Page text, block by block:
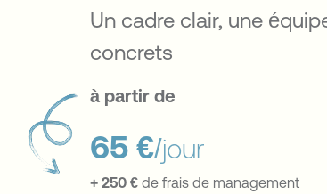
Un cadre clair, une
concrets
à partir de
65 €/jour
+ 250 € de frais de management